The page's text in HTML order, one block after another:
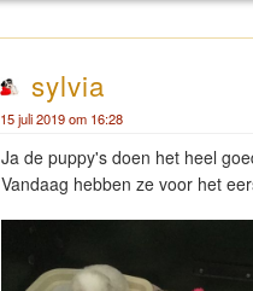
sylvia
15 juli 2019 om 16:28
Ja de puppy's doen het heel
Vandaag hebben ze voor het